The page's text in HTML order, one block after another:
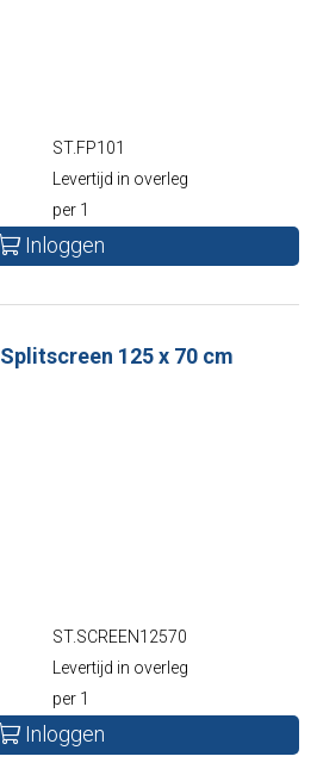
ST.FP101
Levertijd in overleg
per 1
Inloggen
Splitscreen 125 x 70 cm
ST.SCREEN12570
Levertijd in overleg
per 1
Inloggen